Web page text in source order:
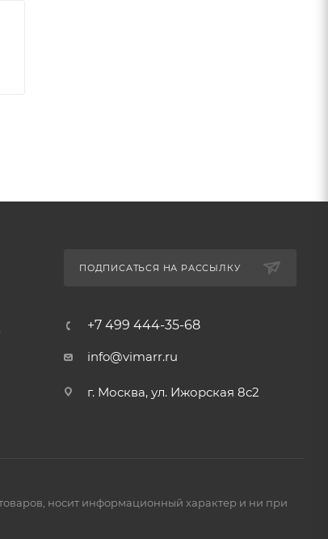
ПОДПИСАТЬСЯ НА РАССЫЛКУ
+7 499 444-35-68
info@vimarr.ru
г. Москва, ул. Ижорская 8с2
носит информационный характер и ни при